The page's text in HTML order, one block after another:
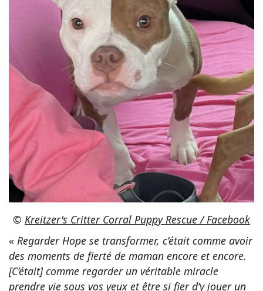
© Kreitzer's Critter Corral Puppy Rescue / Facebook
« Regarder Hope se transformer, c’était comme avoir
des moments de fierté de maman encore et encore.
[C’était] comme regarder un véritable miracle
prendre vie sous vos yeux et être si fier d’y jouer un